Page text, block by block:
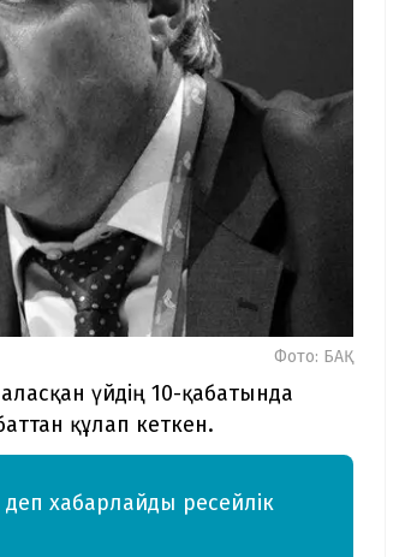
Фото: БАҚ
үйдің 10-қабатында
құлап кеткен.
хабарлайды ресейлік